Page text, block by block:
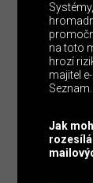
na toto
hrozí
majitel
Jak